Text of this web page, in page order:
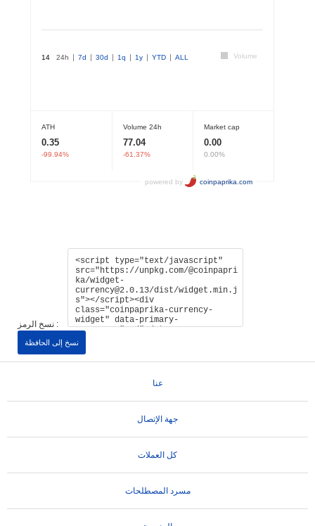
نسخ الرمز :
نسخ إلى الحافظة
عنا
جهة الإتصال
كل العملات
مسرد المصطلحات